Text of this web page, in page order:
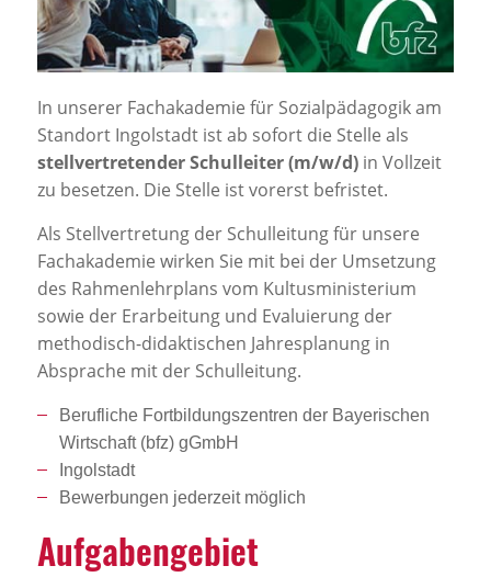
Jobportal
Presse und Medien
bbw e. V.
Presse
News Archiv
In unserer Fachakademie für Sozialpädagogik am
Standort Ingolstadt ist ab sofort die Stelle als
stellvertretenderSchulleiter (m/w/d)in Vollzeit
zu besetzen. Die Stelle ist vorerst befristet.
Als Stellvertretung der Schulleitung für unsere
Fachakademie wirken Sie mit bei der Umsetzung
des Rahmenlehrplans vom Kultusministerium
sowie der Erarbeitung und Evaluierung der
methodisch-didaktischen Jahresplanung in
Absprache mit der Schulleitung.
Berufliche Fortbildungszentren der Bayerischen
Wirtschaft (bfz) gGmbH
Ingolstadt
Bewerbungen jederzeit möglich
Aufga­ben­ge­biet